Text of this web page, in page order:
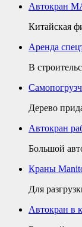
Автокран
Китайская
Аренда
В
Дерево
Автокран
Большой
Краны
Для
Автокран в